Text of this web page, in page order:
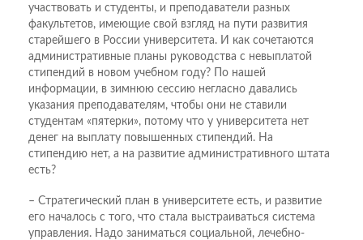
участвовать и студенты, и преподаватели разных
факультетов, имеющие свой взгляд на пути развития
старейшего в России университета. И как сочетаются
административные планы руководства с невыплатой
стипендий в новом учебном году? По нашей
информации, в зимнюю сессию негласно давались
указания преподавателям, чтобы они не ставили
студентам «пятерки», потому что у университета нет
денег на выплату повышенных стипендий. На
стипендию нет, а на развитие административного штата
есть?
– Стратегический план в университете есть, и развитие
его началось с того, что стала выстраиваться система
управления. Надо заниматься социальной, лечебно-